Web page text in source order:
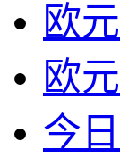
欧
欧
今